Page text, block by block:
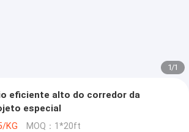
1/1
eficiente alto do corredor da
especial
KG MOQ：1*20ft